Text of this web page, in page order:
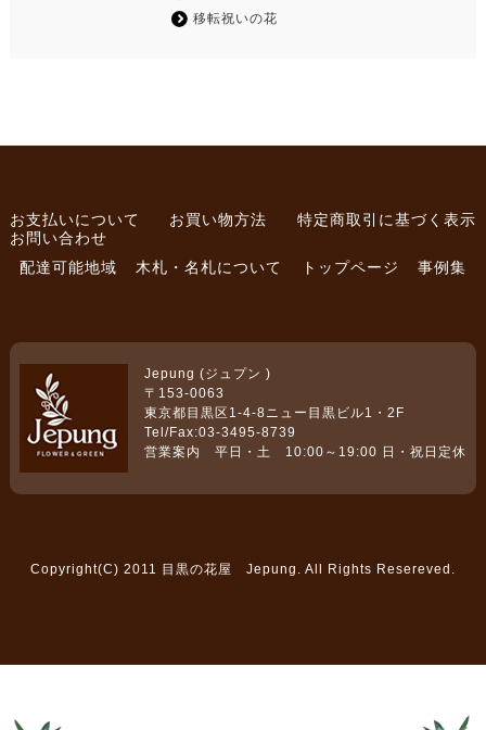
移転祝いの花
お支払いについて お買い物方法
特定商取引に基づく表示
お問い合わせ
配達可能地域
木札・名札について トップページ 事例集
Jepung (ジュプン )
〒153-0063
東京都目黒区1-4-8ニュー目黒ビル1・2F
Tel/Fax:03-3495-8739
営業案内 平日・土 10:00～19:00 日・祝日定休
Copyright(C) 2011 目黒の花屋 Jepung. All Rights Resereved.